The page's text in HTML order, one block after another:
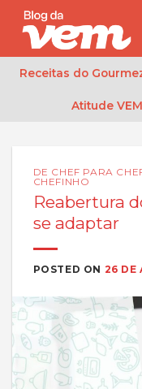
Skip
content
Receitas do
Atitude VEM
DE CHEF PARA
CHEFINHO
Reabertura
se adaptar
POSTED ON 26 DE